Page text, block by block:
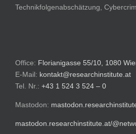
Technikfolgenabschätzung,
Office: Florianigasse 55/10, 1080
E-Mail: kontakt@researchinstitute.at
Tel. Nr.: +43 1 524 3 524 – 0
Mastodon:
mastodon.researchinstitute.at/